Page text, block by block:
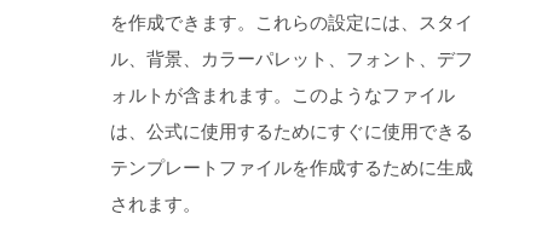
を作成できます。これらの設定には、スタイ
ル、背景、カラーパレット、フォント、デフ
ォルトが含まれます。このようなファイル
は、公式に使用するためにすぐに使用できる
テンプレートファイルを作成するために生成
されます。